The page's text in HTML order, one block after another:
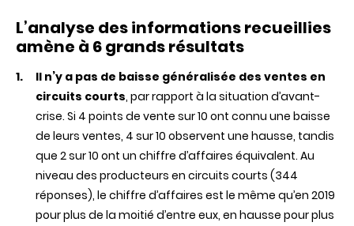
L’analyse des informations recueillies
amène à 6 grands résultats
Il n’y a pas de baisse généralisée des ventes en
circuits courts, par rapport à la situation d’avant-
crise. Si 4 points de vente sur 10 ont connu une baisse
de leurs ventes, 4 sur 10 observent une hausse, tandis
que 2 sur 10 ont un chiffre d’affaires équivalent. Au
niveau des producteurs en circuits courts (344
réponses), le chiffre d’affaires est le même qu’en 2019
pour plus de la moitié d’entre eux, en hausse pour plus